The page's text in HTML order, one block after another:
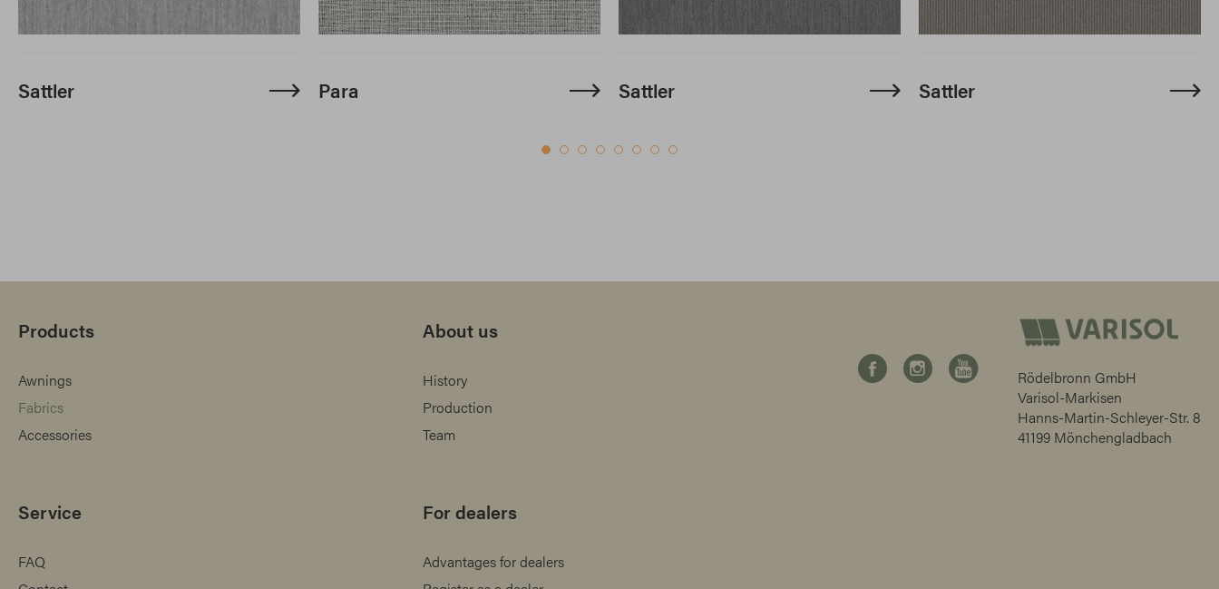
Sattler Para Sattler Sattler
Products
Awnings
Fabrics
Accessories
About us
History
Production
Team
Service
FAQ
For dealers
Advantages for dealers
Rödelbronn GmbH
Varisol-Markisen
Hanns-Martin-Schleyer-Str. 8
41199 Mönchengladbach